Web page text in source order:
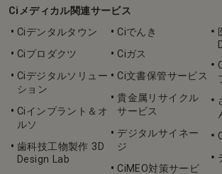
Ciメディカル関連サービス
Ciデンタルタウン
Ciプロダクツ
Ciデジタルソリュー
ション
Ciインプラント＆オ
ルソ
歯科技工物製作 3D
Design Lab
Ciでんき
Ciガス
Ci文書保管サービス
貴金属リサイクル
サービス
デジタルサイネー
ジ
CiMEO対策サービ